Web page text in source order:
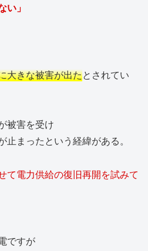
い」
大きな被害が出たとされてい
被害を受け
まったという経緯がある。
て電力供給の復旧再開を試みて
ですが